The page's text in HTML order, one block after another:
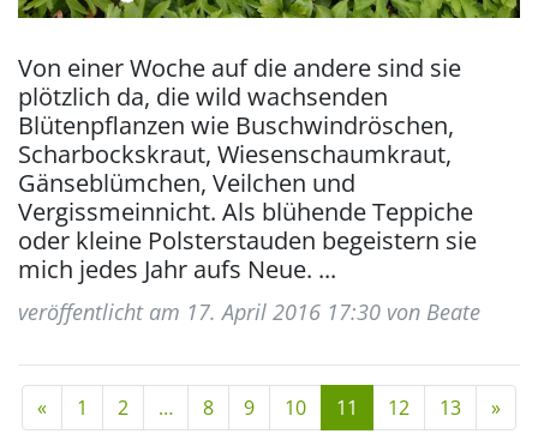
Von einer Woche auf die andere sind sie
plötzlich da, die wild wachsenden
Blütenpflanzen wie Buschwindröschen,
Scharbockskraut, Wiesenschaumkraut,
Gänseblümchen, Veilchen und
Vergissmeinnicht. Als blühende Teppiche
oder kleine Polsterstauden begeistern sie
mich jedes Jahr aufs Neue. ...
veröffentlicht am 17. April 2016 17:30 von Beate
« 1 2 … 8 9 10 11 (current)
12 13 »